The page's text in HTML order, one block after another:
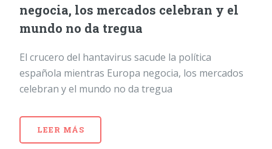
negocia, los mercados celebran y el
mundo no da tregua
El crucero del hantavirus sacude la política
española mientras Europa negocia, los mercados
celebran y el mundo no da tregua
LEER MÁS